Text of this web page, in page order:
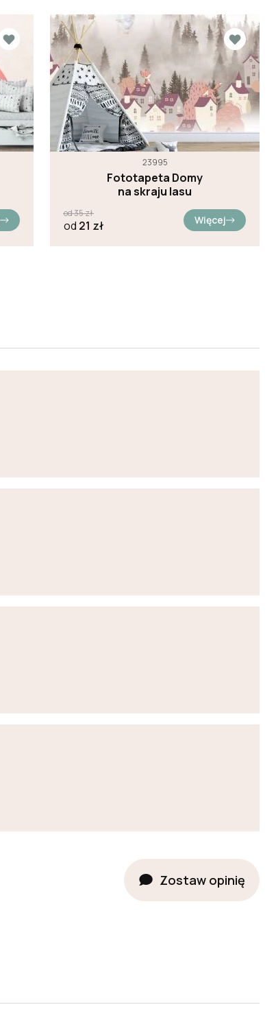
23995
Fototapeta Domy
na skraju lasu
od35zł
od 21 zł Więcej
Zostaw opinię